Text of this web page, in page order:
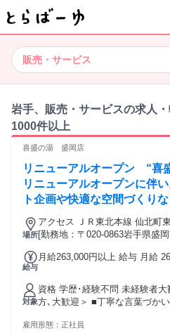
販売・サービス
岩手、販売・サービスの求人
1000件以上
喜盛の湯 盛岡店
リニューアルオープン “喜
リニューアルオープンに伴
ト企画や快適な空間づくり
きる｜学歴・経歴不問｜先
給26万3000円～＋賞与年2回
場所
アクセス ＪＲ東北本線 仙北町
岩手飯岡東口徒歩約39分、ＪＲ
[勤務地：〒020-0863岩手県盛
給与
月給263,000円以上 給与 月給
定残業時間：45時間） 固定残
ては別途残業代を支給する 昇給(年1回) 賞与(年2回) 45時間の
固定残業代(5万8000円）・100
を含む※超過分別途支給 試用期間3か月あり（給与に変動な
対象
資格 学歴･経験不問 未経験者大歓迎！ ＜以下の様
方､大歓迎＞ ■丁寧な言葉づか
決できる方 ■腰を据えて中長期的に働ける
雇用形態： 正社員